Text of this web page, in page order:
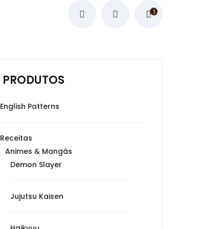
1
PRODUTOS
English Patterns
Receitas
Animes & Mangás
Demon Slayer
Jujutsu Kaisen